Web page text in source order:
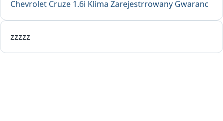
Chevrolet Cruze 1.6i Klima Zarejestrrowany Gwaranc
zzzzz